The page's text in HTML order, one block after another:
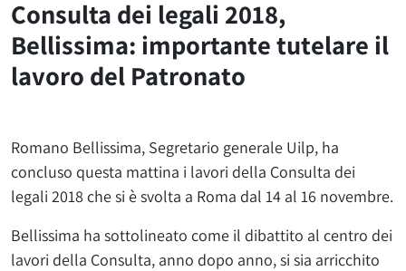
Consulta dei legali 2018,
Bellissima: importante tutelare il
lavoro del Patronato
Romano Bellissima, Segretario generale Uilp, ha
concluso questa mattina i lavori della Consulta dei
legali 2018 che si è svolta a Roma dal 14 al 16 novembre.
Bellissima ha sottolineato come il dibattito al centro dei
lavori della Consulta, anno dopo anno, si sia arricchito